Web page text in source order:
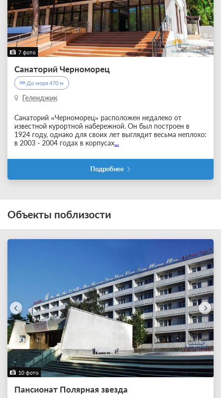
7 фото
Санаторий Черноморец
До моря 470 м
Геленджик
Санаторий «Черноморец» расположен недалеко от
известной курортной набережной. Он был построен в
1924 году, однако для своих лет выглядит весьма неплохо:
в 2003 - 2004 годах в корпусах...
Подробнее
Объекты поблизости
10 фото
Пансионат Полярная звезда